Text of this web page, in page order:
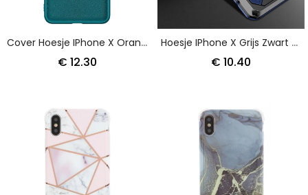
Cover Hoesje IPhone X Oranje Zwart Telefoonhoesje Kleur Leerstijl
€ 12.30
Hoesje IPhone X Grijs Zwart Verwijderbare Cliphouder
€ 10.40